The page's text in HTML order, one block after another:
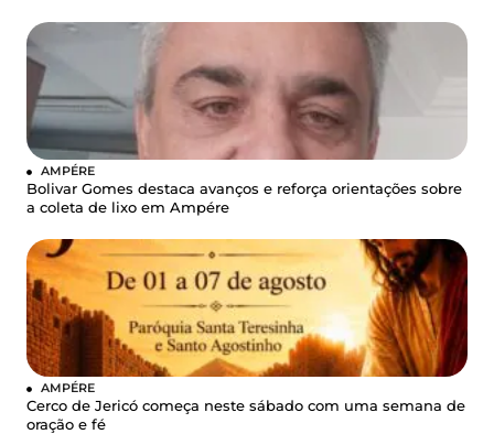
AMPÉRE
Bolivar Gomes destaca avanços e reforça orientações sobre
a coleta de lixo em Ampére
AMPÉRE
Cerco de Jericó começa neste sábado com uma semana de
oração e fé